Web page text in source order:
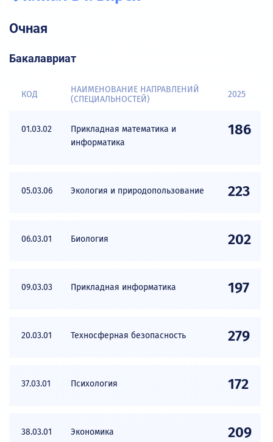
Очная
Бакалавриат
КОД
НАИМЕНОВАНИЕ НАПРАВЛЕНИЙ
(СПЕЦИАЛЬНОСТЕЙ)
2025
01.03.02
Прикладная математика и
информатика
186
05.03.06 Экология и природопользование 223
06.03.01 Биология 202
09.03.03 Прикладная информатика 197
20.03.01 Техносферная безопасность 279
37.03.01 Психология 172
38.03.01 Экономика 209